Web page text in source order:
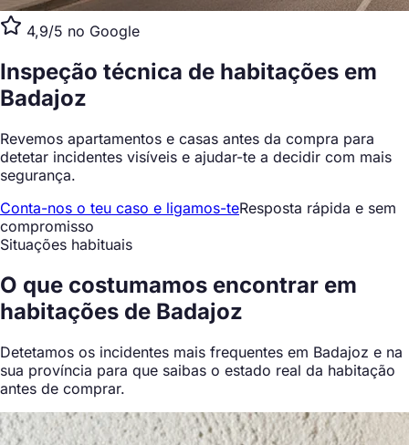
4,9/5 no Google
Inspeção técnica de habitações em
Badajoz
Revemos apartamentos e casas antes da compra para
detetar incidentes visíveis e ajudar-te a decidir com mais
segurança.
Conta-nos o teu caso e ligamos-teResposta rápida e sem
compromisso
Situações habituais
O que costumamos encontrar em
habitações de Badajoz
Detetamos os incidentes mais frequentes em Badajoz e na
sua província para que saibas o estado real da habitação
antes de comprar.